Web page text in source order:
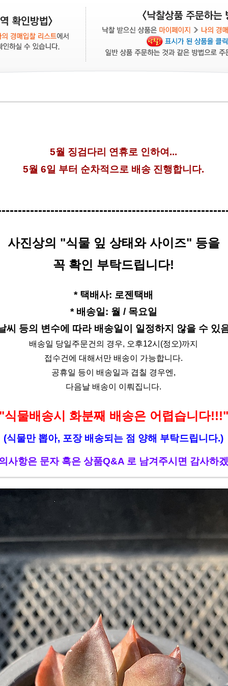
5월 징검다리 연휴로 인하여...
5월 6일 부터 순차적으로 배송 진행합니다.
사진상의 "식물 잎 상태와 사이즈" 등을
꼭 확인 부탁드립니다!
* 택배사: 로젠택배
* 배송일: 월 / 목요일
씨 등의 변수에 따라 배송일이 일정하지 않을 수 있
배송일 당일주문건의 경우, 오후12시(정오)까지
접수건에 대해서만 배송이 가능합니다.
공휴일 등이 배송일과 겹칠 경우엔,
다음날 배송이 이뤄집니다.
식물배송시 화분째 배송은 어렵습니다!!!"
(식물만 뽑아, 포장 배송되는 점 양해 부탁드립니다.)
사항은 문자 혹은 상품Q&A 로 남겨주시면 감사하